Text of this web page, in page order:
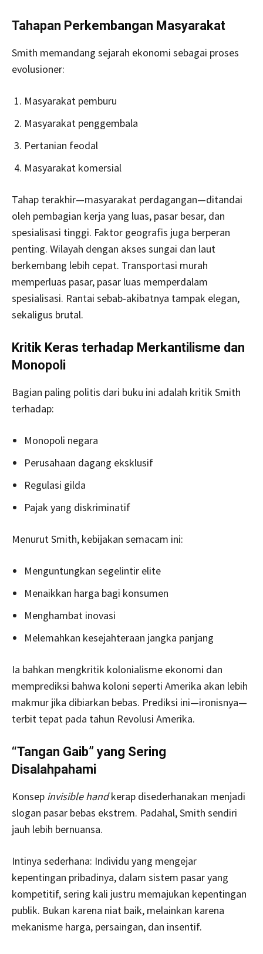
Tahapan Perkembangan Masyarakat
Smith memandang sejarah ekonomi sebagai proses
evolusioner:
Masyarakat pemburu
Masyarakat penggembala
Pertanian feodal
Masyarakat komersial
Tahap terakhir—masyarakat perdagangan—ditandai
oleh pembagian kerja yang luas, pasar besar, dan
spesialisasi tinggi. Faktor geografis juga berperan
penting. Wilayah dengan akses sungai dan laut
berkembang lebih cepat. Transportasi murah
memperluas pasar, pasar luas memperdalam
spesialisasi. Rantai sebab-akibatnya tampak elegan,
sekaligus brutal.
Kritik Keras terhadap Merkantilisme dan
Monopoli
Bagian paling politis dari buku ini adalah kritik Smith
terhadap:
Monopoli negara
Perusahaan dagang eksklusif
Regulasi gilda
Pajak yang diskriminatif
Menurut Smith, kebijakan semacam ini:
Menguntungkan segelintir elite
Menaikkan harga bagi konsumen
Menghambat inovasi
Melemahkan kesejahteraan jangka panjang
Ia bahkan mengkritik kolonialisme ekonomi dan
memprediksi bahwa koloni seperti Amerika akan lebih
makmur jika dibiarkan bebas. Prediksi ini—ironisnya—
terbit tepat pada tahun Revolusi Amerika.
“Tangan Gaib” yang Sering
Disalahpahami
Konsep invisible handkerap disederhanakan menjadi
slogan pasar bebas ekstrem. Padahal, Smith sendiri
jauh lebih bernuansa.
Intinya sederhana: Individu yang mengejar
kepentingan pribadinya, dalam sistem pasar yang
kompetitif, sering kali justru memajukan kepentingan
publik. Bukan karena niat baik, melainkan karena
mekanisme harga, persaingan, dan insentif.